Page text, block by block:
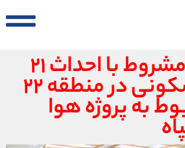
موافقت مشروط با احداث ۲۱
طبقه مسکونی در منطقه ۲۲
به پروژه هوا